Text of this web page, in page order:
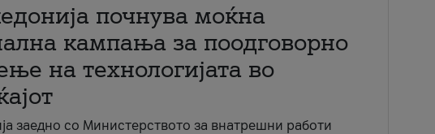
почнува моќна
кампања за поодговорно
на технологијата во
заедно со Министерството за внатрешни работи